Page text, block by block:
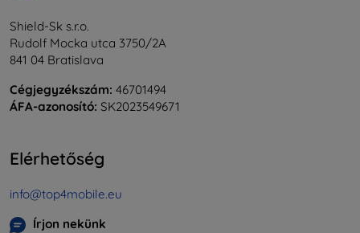
Shield-Sk s.r.o.
Rudolf Mocka utca 3750/2A
841 04 Bratislava
Cégjegyzékszám: 46701494
ÁFA-azonosító: SK2023549671
Elérhetőség
info@top4mobile.eu
Írjon nekünk